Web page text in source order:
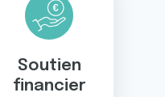
Soutien
financier